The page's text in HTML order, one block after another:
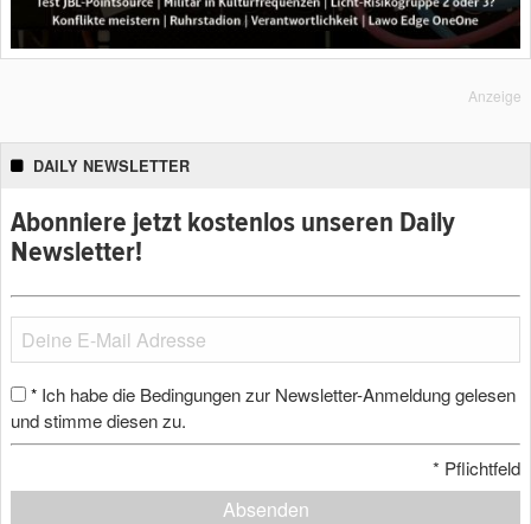
Anzeige
DAILY NEWSLETTER
Abonniere jetzt kostenlos unseren Daily
Newsletter!
* Ich habe die Bedingungen zur Newsletter-Anmeldung gelesen
und stimme diesen zu.
* Pflichtfeld
Absenden